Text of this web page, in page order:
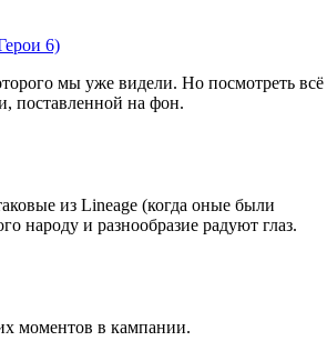
6)
мы уже видели. Но посмотреть всё
поставленной на фон.
из Lineage (когда оные были
народу и разнообразие радуют глаз.
моментов в кампании.